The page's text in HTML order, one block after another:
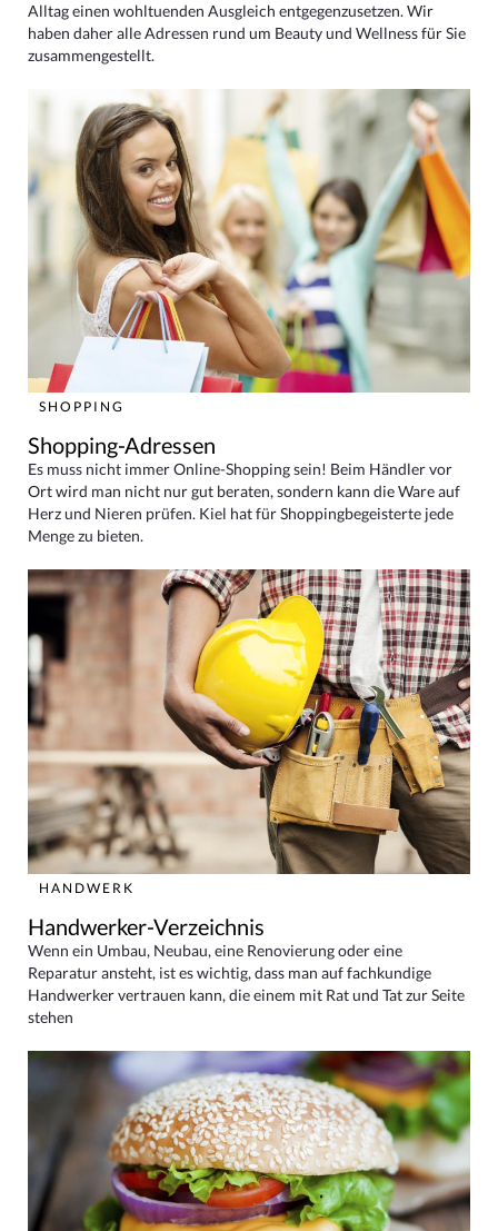
Alltag einen wohltuenden Ausgleich entgegenzusetzen. Wir
haben daher alle Adressen rund um Beauty und Wellness für Sie
zusammengestellt.
SHOPPING
Shopping-Adressen
Es muss nicht immer Online-Shopping sein! Beim Händler vor
Ort wird man nicht nur gut beraten, sondern kann die Ware auf
Herz und Nieren prüfen. Kiel hat für Shoppingbegeisterte jede
Menge zu bieten.
HANDWERK
Handwerker-Verzeichnis
Wenn ein Umbau, Neubau, eine Renovierung oder eine
Reparatur ansteht, ist es wichtig, dass man auf fachkundige
Handwerker vertrauen kann, die einem mit Rat und Tat zur Seite
stehen